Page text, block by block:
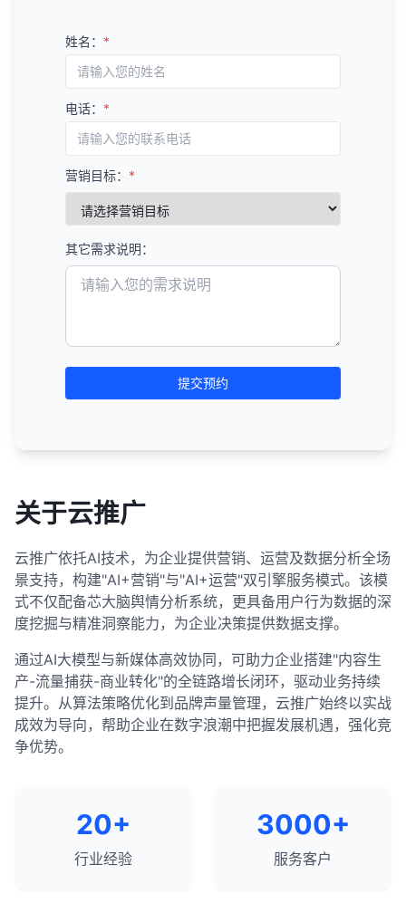
姓名： *
电话： *
营销目标： *
其它需求说明：
提交预约
关于云推广
云推广依托AI技术，为企业提供营销、运营及数据分析全场
景支持，构建"AI+营销"与"AI+运营"双引擎服务模式。该模
式不仅配备芯大脑舆情分析系统，更具备用户行为数据的深
度挖掘与精准洞察能力，为企业决策提供数据支撑。
通过AI大模型与新媒体高效协同，可助力企业搭建"内容生
产-流量捕获-商业转化"的全链路增长闭环，驱动业务持续
提升。从算法策略优化到品牌声量管理，云推广始终以实战
成效为导向，帮助企业在数字浪潮中把握发展机遇，强化竞
争优势。
20+
行业经验
3000+
服务客户